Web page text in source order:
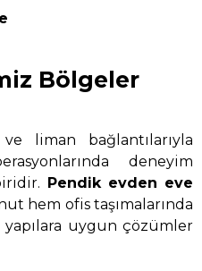
Bölgeler
liman bağlantılarıyla
deneyim
Pendik evden eve
hem ofis taşımalarında
uygun çözümler